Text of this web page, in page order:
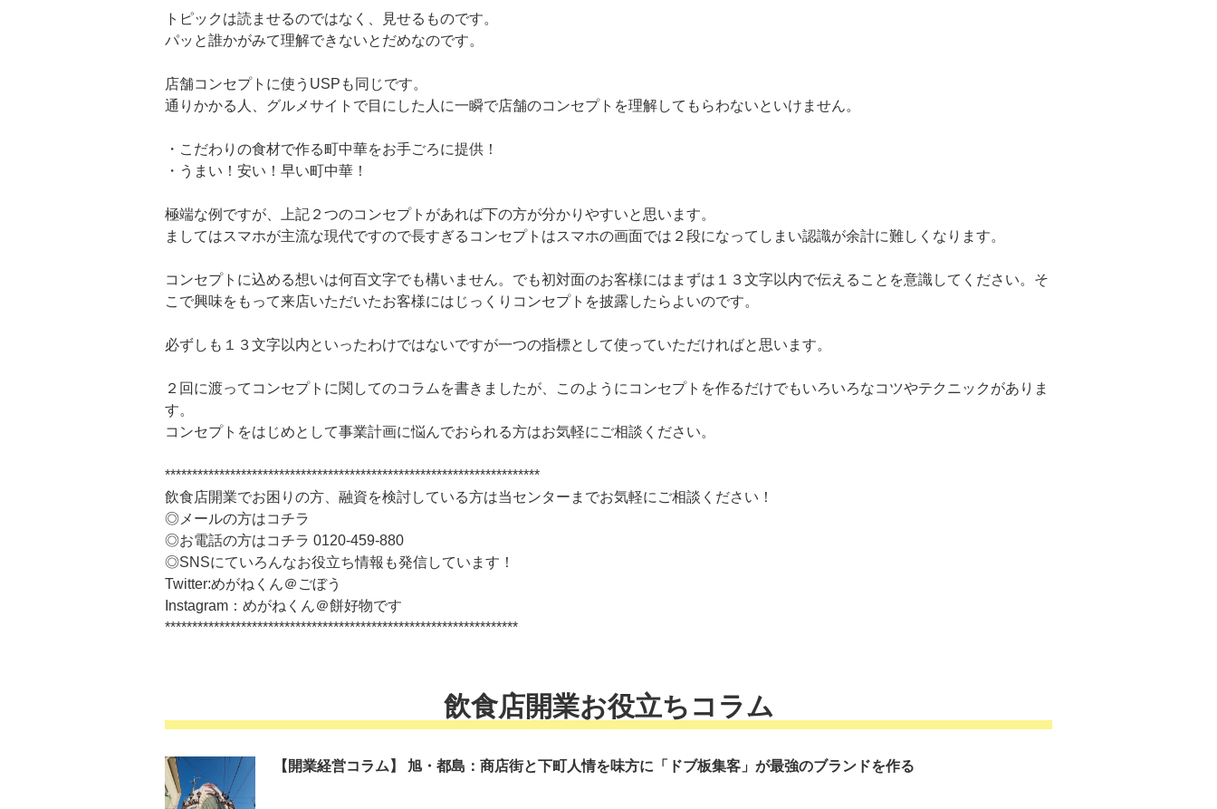
トピックは読ませるのではなく、見せるものです。
パッと誰かがみて理解できないとだめなのです。
店舗コンセプトに使うUSPも同じです。
通りかかる人、グルメサイトで目にした人に一瞬で店舗のコンセプトを理解してもらわないといけません。
・こだわりの食材で作る町中華をお手ごろに提供！
・うまい！安い！早い町中華！
極端な例ですが、上記２つのコンセプトがあれば下の方が分かりやすいと思います。
ましてはスマホが主流な現代ですので長すぎるコンセプトはスマホの画面では２段になってしまい認識が余計に難しくなります。
コンセプトに込める想いは何百文字でも構いません。でも初対面のお客様にはまずは１３文字以内で伝えることを意識してください。そ
こで興味をもって来店いただいたお客様にはじっくりコンセプトを披露したらよいのです。
必ずしも１３文字以内といったわけではないですが一つの指標として使っていただければと思います。
２回に渡ってコンセプトに関してのコラムを書きましたが、このようにコンセプトを作るだけでもいろいろなコツやテクニックがありま
す。
コンセプトをはじめとして事業計画に悩んでおられる方はお気軽にご相談ください。
*********************************************************************
飲食店開業でお困りの方、融資を検討している方は当センターまでお気軽にご相談ください！
◎メールの方はコチラ
◎お電話の方はコチラ 0120-459-880
◎SNSにていろんなお役立ち情報も発信しています！
Twitter:めがねくん＠ごぼう
Instagram：めがねくん＠餅好物です
*****************************************************************
飲食店開業お役立ちコラム
【開業経営コラム】 旭・都島：商店街と下町人情を味方に「ドブ板集客」が最強のブランドを作る